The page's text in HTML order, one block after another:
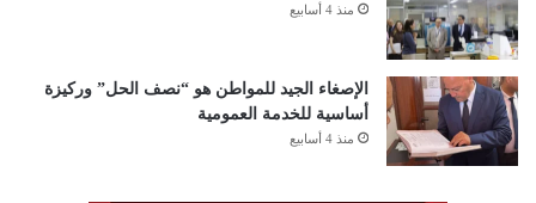
منذ 4 أسابيع
الإصغاء الجيد للمواطن هو “نصف الحل” وركيزة
أساسية للخدمة العمومية
منذ 4 أسابيع